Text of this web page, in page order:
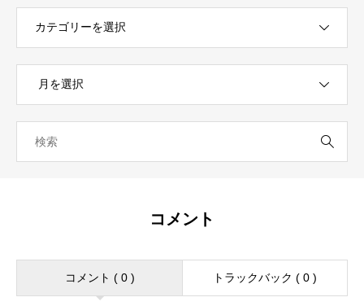
コメント
コメント ( 0 ) トラックバック ( 0 )